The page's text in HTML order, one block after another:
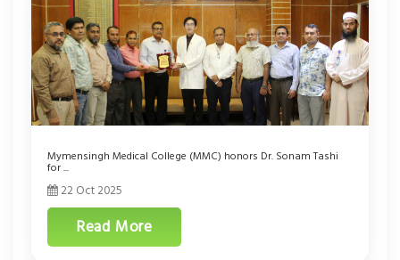
Mymensingh Medical College (MMC) honors Dr. Sonam Tashi
for ...
22 Oct 2025
Read More